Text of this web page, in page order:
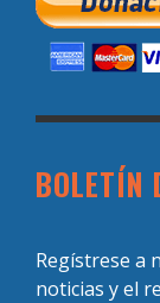
BOLETÍN
Regístrese a
noticias y el